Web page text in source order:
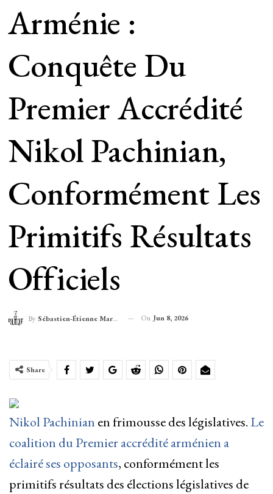
Arménie :
Conquête Du
Premier Accrédité
Nikol Pachinian,
Conformément Les
Primitifs Résultats
Officiels
By Sébastien-Étienne Marechal On Jun 8, 2026
Share
Nikol Pachinian en frimousse des législatives. Le
coalition du Premier accrédité arménien a
éclairé ses opposants, conformément les
primitifs résultats des élections législatives de